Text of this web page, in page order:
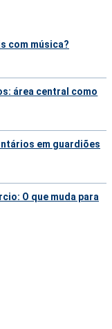
com música?
área central como
em guardiões
O que muda para